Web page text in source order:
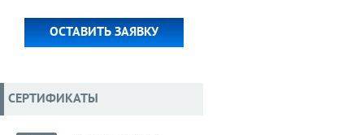
ОСТАВИТЬ ЗАЯВКУ
СЕРТИФИКАТЫ